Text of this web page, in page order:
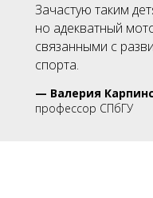
Зачастую таким
но адекватный
связанными с
спорта.
— Валерия
профессор СПбГУ